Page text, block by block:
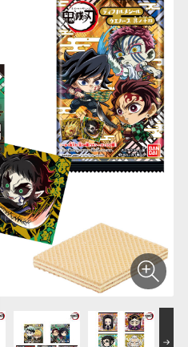
シリーズ
モンスター
ドラゴンボール
サンリオキャラクタ
めーしょん
アシール
リーズ
ポケモンキッズ
ポケモンスケールワ
キャラデコ